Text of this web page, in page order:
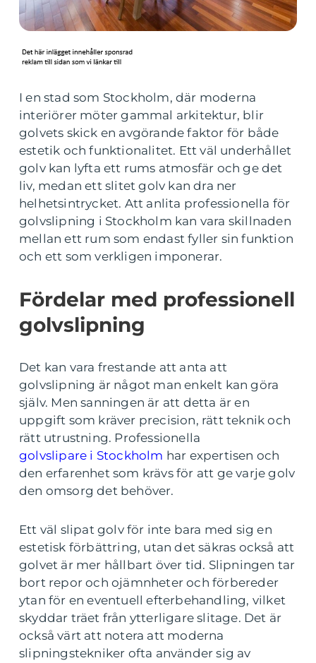
I en stad som Stockholm, där moderna
interiörer möter gammal arkitektur, blir
golvets skick en avgörande faktor för både
estetik och funktionalitet. Ett väl underhållet
golv kan lyfta ett rums atmosfär och ge det
liv, medan ett slitet golv kan dra ner
helhetsintrycket. Att anlita professionella för
golvslipning i Stockholm kan vara skillnaden
mellan ett rum som endast fyller sin funktion
och ett som verkligen imponerar.
Fördelar med professionell
golvslipning
Det kan vara frestande att anta att
golvslipning är något man enkelt kan göra
själv. Men sanningen är att detta är en
uppgift som kräver precision, rätt teknik och
rätt utrustning. Professionella
golvslipare i Stockholm har expertisen och
den erfarenhet som krävs för att ge varje golv
den omsorg det behöver.
Ett väl slipat golv för inte bara med sig en
estetisk förbättring, utan det säkras också att
golvet är mer hållbart över tid. Slipningen tar
bort repor och ojämnheter och förbereder
ytan för en eventuell efterbehandling, vilket
skyddar träet från ytterligare slitage. Det är
också värt att notera att moderna
slipningstekniker ofta använder sig av